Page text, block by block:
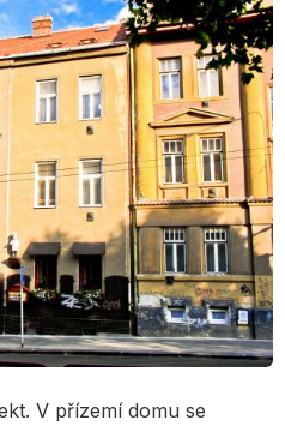
V přízemí domu se